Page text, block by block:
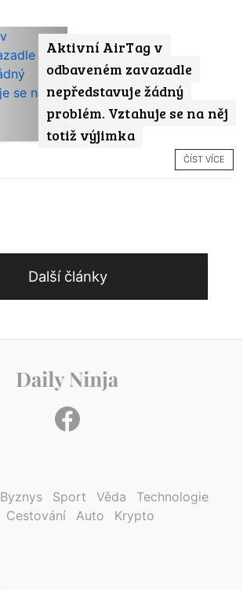
Aktivní AirTag v
odbaveném zavazadle
nepředstavuje žádný
problém. Vztahuje se na něj
totiž výjimka
ČÍST VÍCE
Další články
Byznys Sport Věda
Technologie
Cestování Auto Krypto